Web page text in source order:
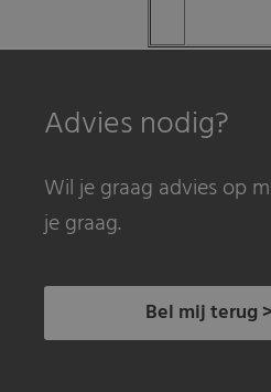
Advies nodig?
Wil je graag advies op
je graag.
Bel mij terug